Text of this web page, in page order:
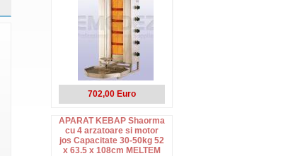
702,00 Euro
APARAT KEBAP Shaorma
cu 4 arzatoare si motor
jos Capacitate 30-50kg 52
x 63.5 x 108cm MELTEM